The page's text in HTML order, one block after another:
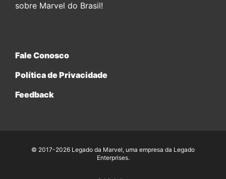
sobre Marvel do Brasil!
Fale Conosco
Política de Privacidade
Feedback
© 2017-2026 Legado da Marvel, uma empresa da Legado
Enterprises.